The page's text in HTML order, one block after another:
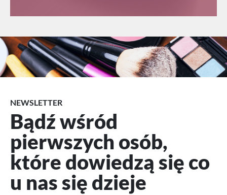
NEWSLETTER
Bądź wśród
pierwszych osób,
które dowiedzą się co
u nas się dzieje